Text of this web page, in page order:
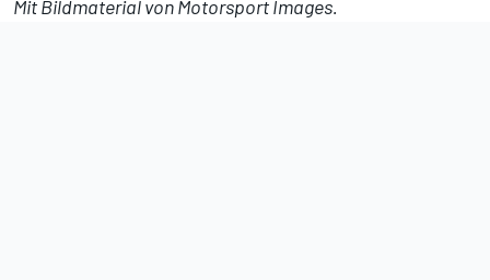
Mit Bildmaterial vonMotorsport Images.